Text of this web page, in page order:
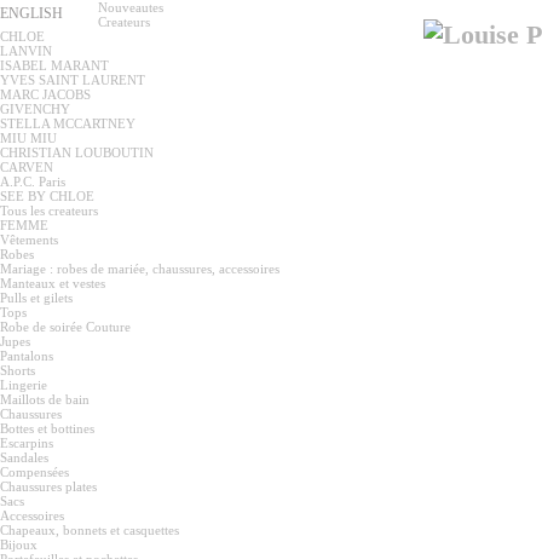
ENGLISH
Nouveautes
Createurs
CHLOE
LANVIN
ISABEL MARANT
YVES SAINT LAURENT
MARC JACOBS
GIVENCHY
STELLA MCCARTNEY
MIU MIU
CHRISTIAN LOUBOUTIN
CARVEN
A.P.C. Paris
SEE BY CHLOE
Tous les createurs
FEMME
Vêtements
Robes
Mariage : robes de mariée, chaussures, accessoires
Manteaux et vestes
Pulls et gilets
Tops
Robe de soirée Couture
Jupes
Pantalons
Shorts
Lingerie
Maillots de bain
Chaussures
Bottes et bottines
Escarpins
Sandales
Compensées
Chaussures plates
Sacs
Accessoires
Chapeaux, bonnets et casquettes
Bijoux